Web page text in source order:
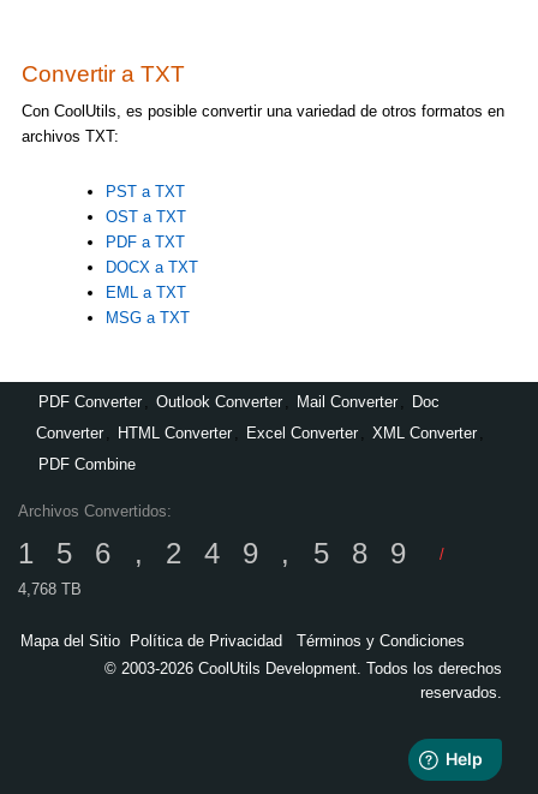
Convertir a TXT
Con CoolUtils, es posible convertir una variedad de otros formatos en
archivos TXT:
PST a TXT
OST a TXT
PDF a TXT
DOCX a TXT
EML a TXT
MSG a TXT
PDF Converter , Outlook Converter , Mail Converter ,
Doc
Converter , HTML Converter , Excel Converter , XML Converter ,
PDF Combine
Archivos Convertidos:
156,249,589
/
4,768 TB
Mapa del Sitio Política de Privacidad
Términos y Condiciones
© 2003-2026 CoolUtils Development. Todos los derechos
reservados.